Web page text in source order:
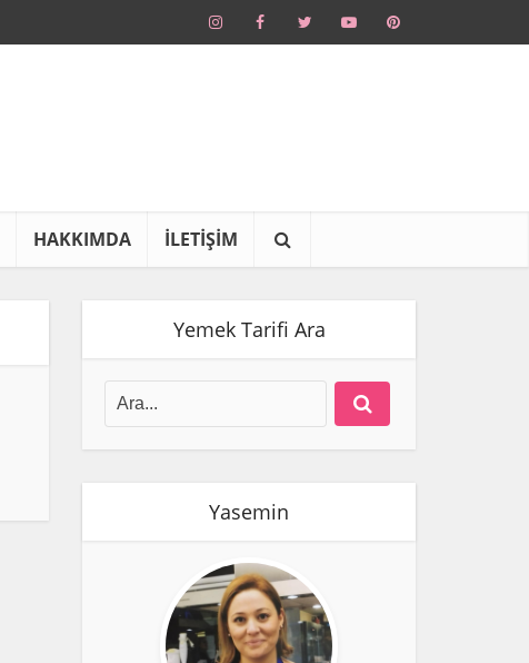
HAKKIMDA İLETİŞİM
Yemek Tarifi Ara
Yasemin